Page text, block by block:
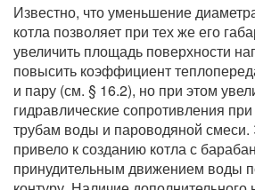
Известно, что уменьшение
котла позволяет при тех же его
увеличить площадь поверхности
повысить коэффициент
и пару (см. § 16.2), но при этом
гидравлические сопротивления
трубам воды и пароводяной смеси.
привело к созданию котла с
принудительным движением воды